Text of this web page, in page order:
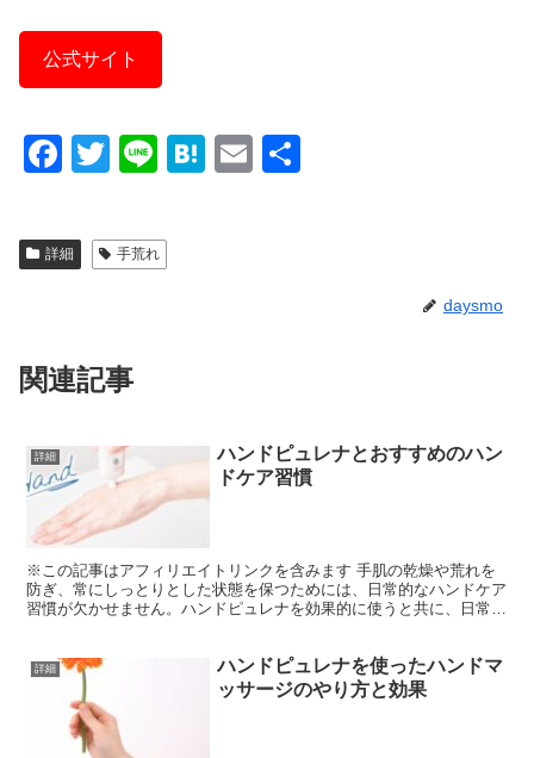
公式サイト
F
c
e
o
T
tt
er
Li
e
H
E
詳細 手荒れ
daysmo
関連記事
詳細
ハンドピュレナとおすすめのハン
ドケア習慣
※この記事はアフィリエイトリンクを含みます 手肌の乾燥や荒れを
防ぎ、常にしっとりとした状態を保つためには、日常的なハンドケア
習慣が欠かせません。ハンドピュレナを効果的に使うと共に、日常生
詳細
ハンドピュレナを使ったハンドマ
ッサージのやり方と効果